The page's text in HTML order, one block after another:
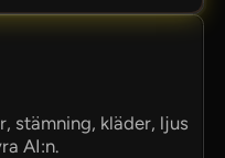
stämning, kläder, ljus
AI:n.